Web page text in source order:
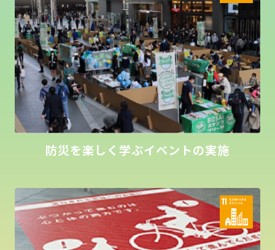
防災を楽しく学ぶイベントの実施